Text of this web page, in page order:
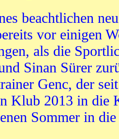
beachtlichen
vor einigen
als die
Sinan Sürer
Genc, der
Klub 2013 in die
Sommer in